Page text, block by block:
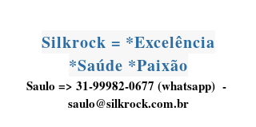
Silkrock = *Excelência
*Saúde *Paixão
Saulo => 31-99982-0677 (whatsapp) -
saulo@silkrock.com.br